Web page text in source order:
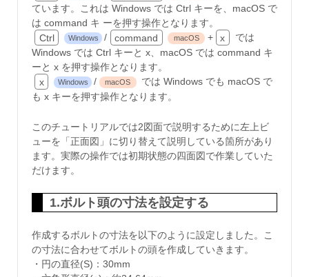
ています。これは Windows では Ctrl キーを、macOS で
は command キ ーを押す操作となります。
Ctrl
Windows / command macOS + x
では
Windows では Ctrl キーと x、macOS では command キ
ーと x を押す操作となります。
x
Windows / macOS
では Windows でも macOS で
も x キーを押す操作となります。
このチュートリアルでは2図面で説明するために左上ビ
ューを「正面図」に切り替えて説明している箇所があり
ます。実際の操作では初期状態の四面図で作業していた
だけます。
1.ボルト頭の寸法を設定する
作成するボルトの寸法を以下のように設定しました。こ
の寸法に合わせてボルトの頭を作成していきます。
・円の直径(S)：30mm